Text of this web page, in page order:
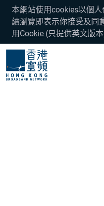
本網站使用cookies以個
續瀏覽即表示你接受及同
用Cookie (只提供英文版